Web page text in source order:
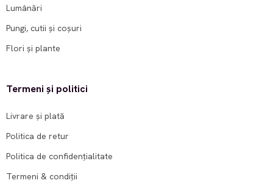
Lumânări
Pungi, cutii și coșuri
Flori și plante
Termeni și politici
Livrare și plată
Politica de retur
Politica de confidențialitate
Termeni & condiții